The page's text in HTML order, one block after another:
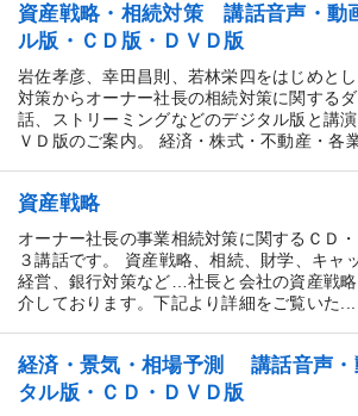
資産戦略・相続対策 講話音声・
ル版・ＣＤ版・ＤＶＤ版
岩佐孝彦、幸田昌則、若林栄四をはじめと
対策からオーナー社長の相続対策に関する
話、ストリーミングなどのデジタル版と講
ＶＤ版のご案内。 経済・株式・不動産・各業
資産戦略
オーナー社長の事業相続対策に関するＣＤ
３講話です。 資産戦略、相続、財学、キャ
経営、銀行対策など…社長と会社の資産戦
介しております。下記より詳細をご覧いた...
経済・景気・相場予測 講話音声
タル版・ＣＤ・ＤＶＤ版